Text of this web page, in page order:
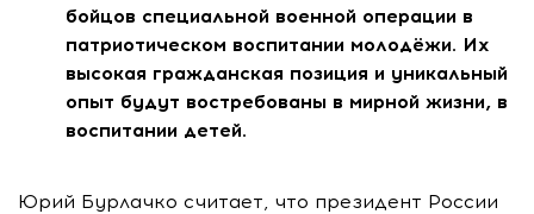
бойцов специальной военной операции в
патриотическом воспитании молодёжи. Их
высокая гражданская позиция и уникальный
опыт будут востребованы в мирной жизни, в
воспитании детей.
Юрий Бурлачко считает, что президент России